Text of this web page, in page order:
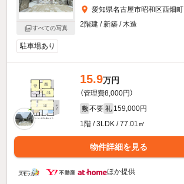
すべての写真
愛知県名古屋市昭和区西畑町
2階建 / 新築 / 木造
駐車場あり
15.9万円
（管理費8,000円）
敷 不要 礼 159,000円
1階 / 3LDK / 77.01㎡
物件詳細を見る
ほか提供